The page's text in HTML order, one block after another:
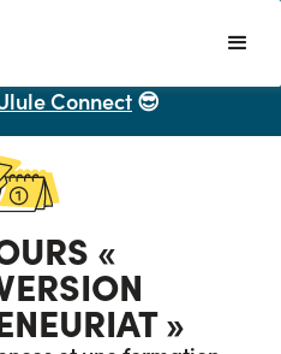
CPF mais
Connect😎
«
»